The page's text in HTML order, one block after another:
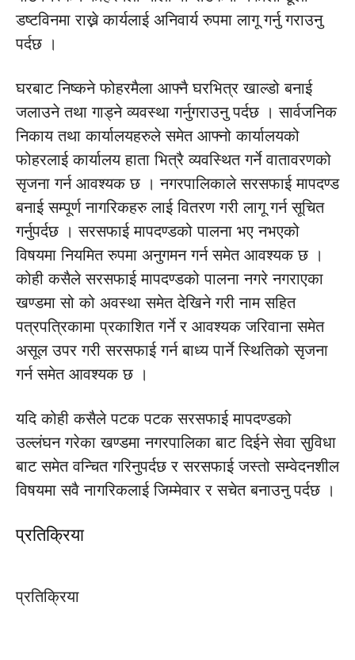
डष्टविनमा राख्ने कार्यलाई अनिवार्य रुपमा लागू गर्नु गराउनु
पर्दछ ।
घरबाट निष्कने फोहरमैला आफ्नै घरभित्र खाल्डो बनाई
जलाउने तथा गाड्ने व्यवस्था गर्नुगराउनु पर्दछ । सार्वजनिक
निकाय तथा कार्यालयहरुले समेत आफ्नो कार्यालयको
फोहरलाई कार्यालय हाता भित्रै व्यवस्थित गर्ने वातावरणको
सृजना गर्न आवश्यक छ । नगरपालिकाले सरसफाई मापदण्ड
बनाई सम्पूर्ण नागरिकहरु लाई वितरण गरी लागू गर्न सूचित
गर्नुपर्दछ । सरसफाई मापदण्डको पालना भए नभएको
विषयमा नियमित रुपमा अनुगमन गर्न समेत आवश्यक छ ।
कोही कसैले सरसफाई मापदण्डको पालना नगरे नगराएका
खण्डमा सो को अवस्था समेत देखिने गरी नाम सहित
पत्रपत्रिकामा प्रकाशित गर्ने र आवश्यक जरिवाना समेत
असूल उपर गरी सरसफाई गर्न बाध्य पार्ने स्थितिको सृजना
गर्न समेत आवश्यक छ ।
यदि कोही कसैले पटक पटक सरसफाई मापदण्डको
उल्लंघन गरेका खण्डमा नगरपालिका बाट दिईने सेवा सुविधा
बाट समेत वन्चित गरिनुपर्दछ र सरसफाई जस्तो सम्वेदनशील
विषयमा सवै नागरिकलाई जिम्मेवार र सचेत बनाउनु पर्दछ ।
प्रतिक्रिया
प्रतिक्रिया